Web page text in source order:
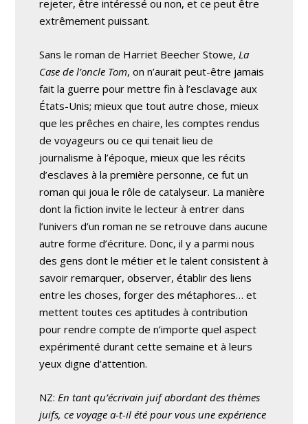
rejeter, être intéressé ou non, et ce peut être
extrêmement puissant.
Sans le roman de Harriet Beecher Stowe,La
Case de l’oncle Tom, on n’aurait peut-être jamais
fait la guerre pour mettre fin à l’esclavage aux
États-Unis; mieux que tout autre chose, mieux
que les prêches en chaire, les comptes rendus
de voyageurs ou ce qui tenait lieu de
journalisme à l’époque, mieux que les récits
d’esclaves à la première personne, ce fut un
roman qui joua le rôle de catalyseur. La manière
dont la fiction invite le lecteur à entrer dans
l’univers d’un roman ne se retrouve dans aucune
autre forme d’écriture. Donc, il y a parmi nous
des gens dont le métier et le talent consistent à
savoir remarquer, observer, établir des liens
entre les choses, forger des métaphores… et
mettent toutes ces aptitudes à contribution
pour rendre compte de n’importe quel aspect
expérimenté durant cette semaine et à leurs
yeux digne d’attention.
NZ:En tant qu’écrivain juif abordant des thèmes
juifs, ce voyage a-t-il été pour vous une expérience